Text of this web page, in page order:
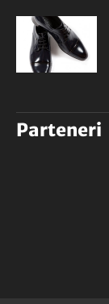
Parteneri